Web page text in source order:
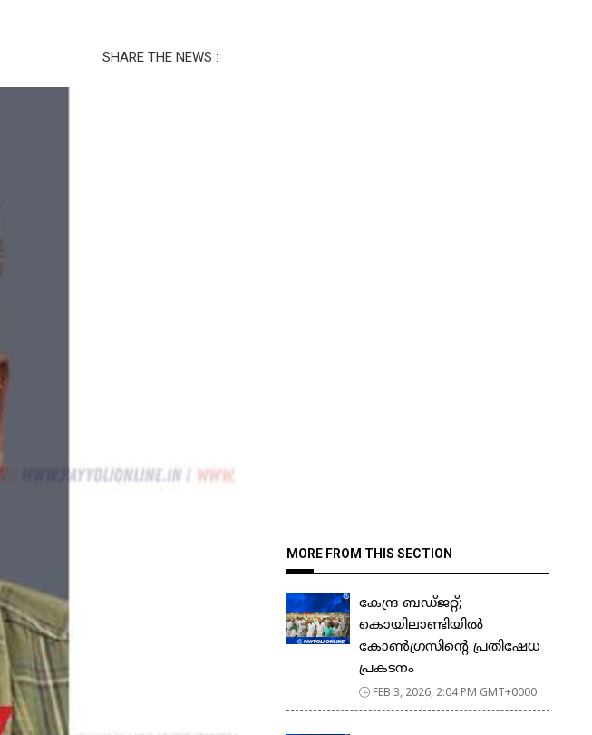
SHARE THE NEWS :
MORE FROM THIS SECTION
കേന്ദ്ര ബഡ്ജറ്റ്;
കൊയിലാണ്ടിയിൽ
കോൺഗ്രസിന്റെ പ്രതിഷേധ
പ്രകടനം
FEB 3, 2026, 2:04 PM GMT+0000